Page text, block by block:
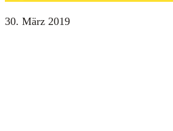
30. März 2019